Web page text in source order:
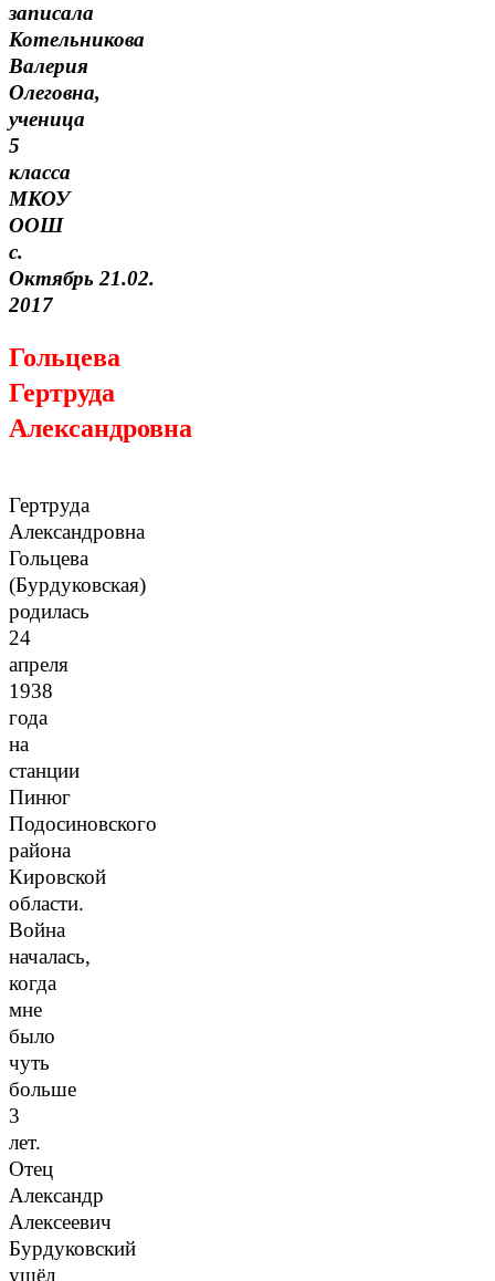
записала
Котельникова
Валерия
Олеговна,
ученица
5
класса
МКОУ
ООШ
с.
Октябрь 21.02.
2017
Гольцева
Гертруда
Александровна
Гертруда
Александровна
Гольцева
(Бурдуковская)
родилась
24
апреля
1938
года
на
станции
Пинюг
Подосиновского
района
Кировской
области.
Война
началась,
когда
мне
было
чуть
больше
3
лет.
Отец
Александр
Алексеевич
Бурдуковский
ушёл